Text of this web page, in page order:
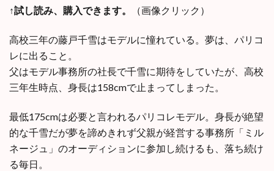
↑試し読み、購入できます。 （画像クリック）
高校三年の藤戸千雪はモデルに憧れている。夢は、パリコ
レに出ること。
父はモデル事務所の社長で千雪に期待をしていたが、高校
三年生時点、身長は158cmで止まってしまった。
最低175cmは必要と言われるパリコレモデル。身長が絶望
的な千雪だが夢を諦めきれず父親が経営する事務所「ミル
ネージュ」のオーディションに参加し続けるも、落ち続け
る毎日。